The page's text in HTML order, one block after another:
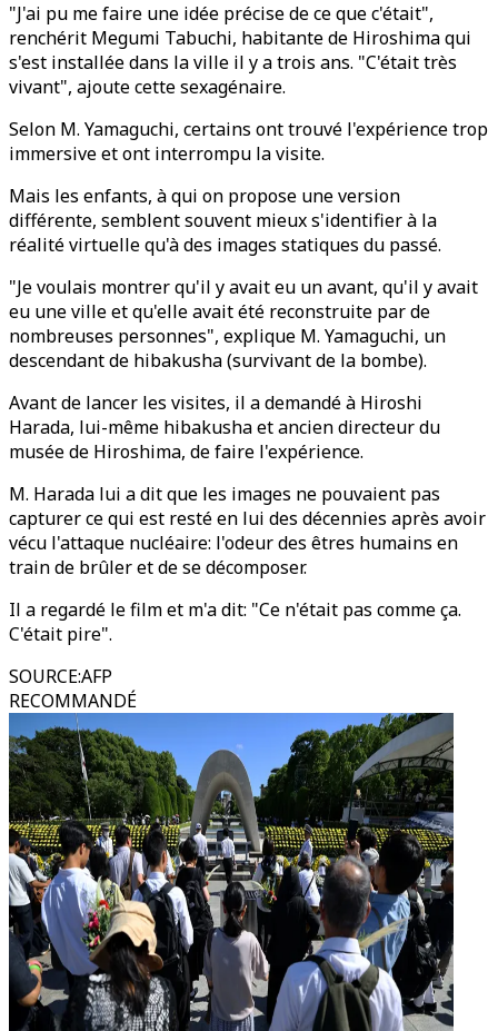
"J'ai pu me faire une idée précise de ce que c'était",
renchérit Megumi Tabuchi, habitante de Hiroshima qui
s'est installée dans la ville il y a trois ans. "C'était très
vivant", ajoute cette sexagénaire.
Selon M. Yamaguchi, certains ont trouvé l'expérience trop
immersive et ont interrompu la visite.
Mais les enfants, à qui on propose une version
différente, semblent souvent mieux s'identifier à la
réalité virtuelle qu'à des images statiques du passé.
"Je voulais montrer qu'il y avait eu un avant, qu'il y avait
eu une ville et qu'elle avait été reconstruite par de
nombreuses personnes", explique M. Yamaguchi, un
descendant de hibakusha (survivant de la bombe).
Avant de lancer les visites, il a demandé à Hiroshi
Harada, lui-même hibakusha et ancien directeur du
musée de Hiroshima, de faire l'expérience.
M. Harada lui a dit que les images ne pouvaient pas
capturer ce qui est resté en lui des décennies après avoir
vécu l'attaque nucléaire: l'odeur des êtres humains en
train de brûler et de se décomposer.
Il a regardé le film et m'a dit: "Ce n'était pas comme ça.
C'était pire".
SOURCE:AFP
RECOMMANDÉ